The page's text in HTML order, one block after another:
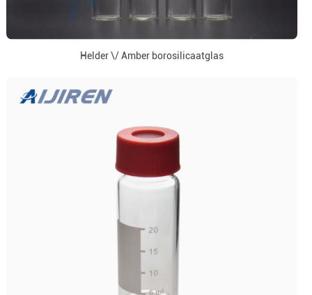
Helder \/ Amber borosilicaatglas